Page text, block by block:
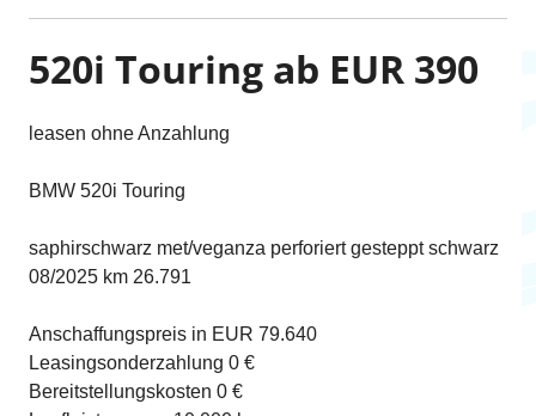
520i Touring ab EUR 390
leasen ohne Anzahlung
BMW 520i Touring
saphirschwarz met/veganza perforiert gesteppt schwarz
08/2025 km 26.791
Anschaffungspreis in EUR 79.640
Leasingsonderzahlung 0 €
Bereitstellungskosten 0 €